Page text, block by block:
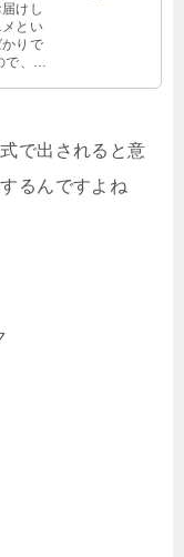
けし
とい
りで
で、気
で出されると意
るんですよね